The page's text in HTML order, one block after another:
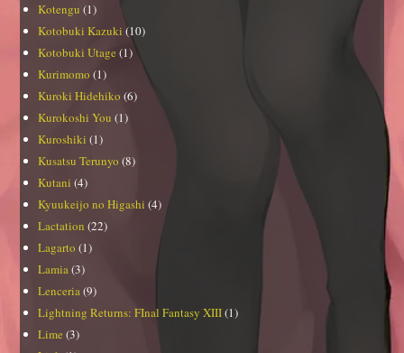
Kotengu (1)
Kotobuki Kazuki (10)
Kotobuki Utage (1)
Kurimomo (1)
Kuroki Hidehiko (6)
Kurokoshi You (1)
Kuroshiki (1)
Kusatsu Terunyo (8)
Kutani (4)
Kyuukeijo no Higashi (4)
Lactation (22)
Lagarto (1)
Lamia(3)
Lenceria(9)
Lightning Returns: FInal Fantasy XIII(1)
Lime (3)